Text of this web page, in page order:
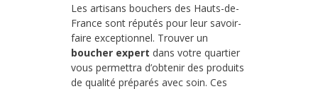
Les artisans bouchers des Hauts-de-
France sont réputés pour leur savoir-
faire exceptionnel. Trouver un
boucher expert dans votre quartier
vous permettra d’obtenir des produits
de qualité préparés avec soin. Ces